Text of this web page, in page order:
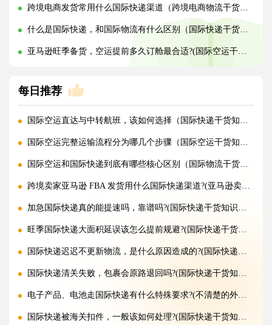
跨境电商发货常用什么国际快递渠道（跨境电商物流干货知识分享）
什么是国际快递，和国际物流有什么区别（国际快递干货知识分享）
亚马逊旺季备货，空运提前多久订舱最合适?(国际空运干货知识分享)
每日推荐
国际空运直达与中转航班，该如何选择（国际快递干货知识分享）
国际空运完整运输流程分为哪几个步骤（国际空运干货知识分享）
国际空运和国际快递到底有哪些核心区别（国际物流干货知识分享）
跨境卖家亚马逊 FBA 发货用什么国际快递渠道?(亚马逊卖家必看篇)
加急国际快递真的能提速吗，靠谱吗?(国际快递干货知识分享)
旺季国际快递大面积延误该怎么提前规避?(国际快递干货知识分享)
国际快递迟迟不更新物流，是什么原因造成的?(国际快递干货知识分享)
国际快递清关失败，包裹会原路退回吗?(国际快递干货知识分享)
电子产品、电池走国际快递有什么特殊要求?(不清楚的外贸人看过来)
国际快递被海关扣件，一般该如何处理?(国际快递干货知识分享)